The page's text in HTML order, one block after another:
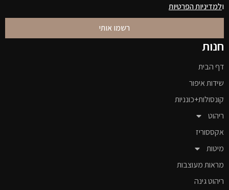
ולמדיניות הפרטיות
רשמו אותי
חנות
דף הבית
שידות איפור
קונסולות+כונניות
ריהוט
אקססוריז
מיטות
מראות מעוצבות
ריהוט גינה